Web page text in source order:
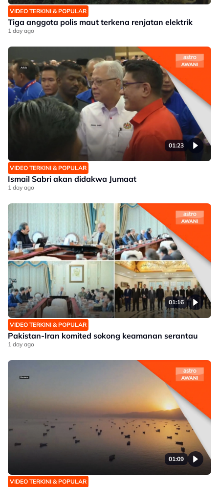
VIDEO TERKINI & POPULAR
Tiga anggota polis maut terkena renjatan elektrik
1 day ago
01:23
VIDEO TERKINI & POPULAR
Ismail Sabri akan didakwa Jumaat
1 day ago
01:16
VIDEO TERKINI & POPULAR
Pakistan-Iran komited sokong keamanan serantau
1 day ago
01:09
VIDEO TERKINI & POPULAR